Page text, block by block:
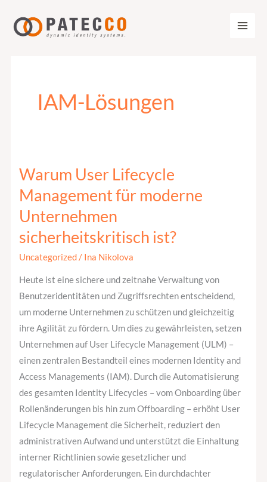
Inhalt
springen
IAM-Lösungen
Warum User Lifecycle
Management für moderne
Unternehmen
sicherheitskritisch ist?
Uncategorized/ Ina Nikolova
Heute ist eine sichere und zeitnahe Verwaltung von
Benutzeridentitäten und Zugriffsrechten entscheidend,
um moderne Unternehmen zu schützen und gleichzeitig
ihre Agilität zu fördern. Um dies zu gewährleisten, setzen
Unternehmen auf User Lifecycle Management (ULM) –
einen zentralen Bestandteil eines modernen Identity and
Access Managements (IAM). Durch die Automatisierung
des gesamten Identity Lifecycles – vom Onboarding über
Rollenänderungen bis hin zum Offboarding – erhöht User
Lifecycle Management die Sicherheit, reduziert den
administrativen Aufwand und unterstützt die Einhaltung
interner Richtlinien sowie gesetzlicher und
regulatorischer Anforderungen. Ein durchdachter
Warum
User
Lifecycle
Management
für
moderne
sicherheitskritisch
ist?